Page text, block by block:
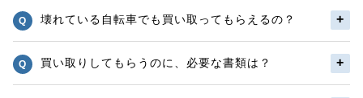
壊れている自転車でも買い取ってもらえるの？
買い取りしてもらうのに、必要な書類は？